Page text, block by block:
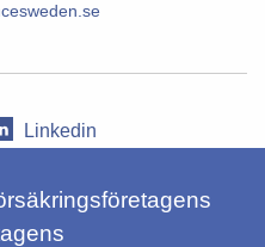
Linkedin